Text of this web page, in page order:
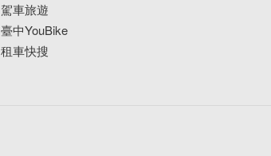
駕車旅遊
臺中YouBike
租車快搜